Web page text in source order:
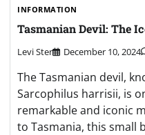
INFORMATION
Tasmanian Devil: The
Levi Ster December 10, 2024
The Tasmanian devil,
Sarcophilus harrisii, is
remarkable and iconic
to Tasmania, this small